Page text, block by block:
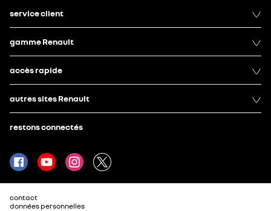
service client
gamme Renault
accès rapide
autres sites Renault
restons connectés
contact
données personnelles